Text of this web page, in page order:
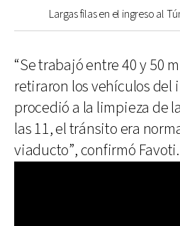
Largas filas en el ingreso al
“Se trabajó entre 40 y 50
retiraron los vehículos del
procedió a la limpieza de
las 11, el tránsito era
viaducto”, confirmó Favoti.